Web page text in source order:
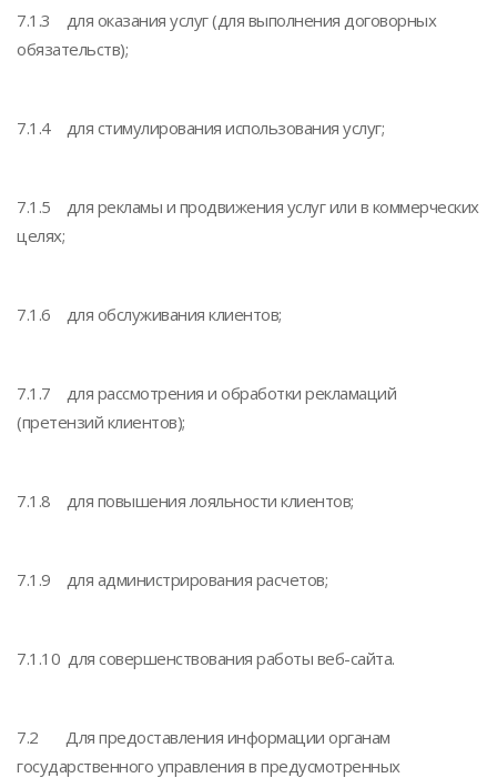
7.1.3 для оказания услуг (для выполнения договорных
обязательств);
7.1.4 для стимулирования использования услуг;
7.1.5 для рекламы и продвижения услуг или в коммерческих
целях;
7.1.6 для обслуживания клиентов;
7.1.7 для рассмотрения и обработки рекламаций
(претензий клиентов);
7.1.8 для повышения лояльности клиентов;
7.1.9 для администрирования расчетов;
7.1.10 для совершенствования работы веб-сайта.
7.2 Для предоставления информации органам
государственного управления в предусмотренных